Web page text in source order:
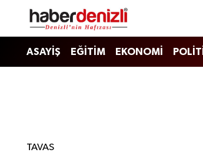
ASAYİŞ EĞİTİM EKONOMİ
TAVAS
Denizli Nöbetçi Eczaneler